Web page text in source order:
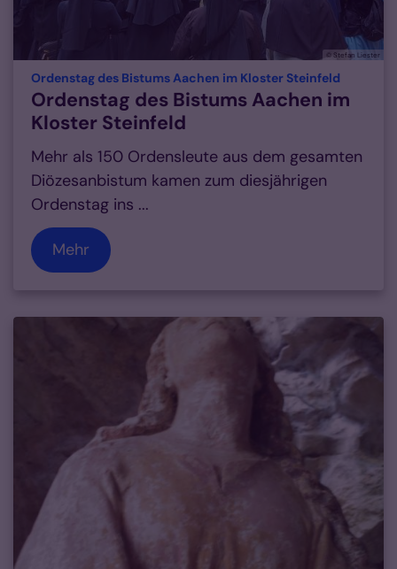
© Stefan Liester
Ordenstag des Bistums Aachen im Kloster Steinfeld
Ordenstag des Bistums Aachen im
Kloster Steinfeld
Mehr als 150 Ordensleute aus dem gesamten
Diözesanbistum kamen zum diesjährigen
Ordenstag ins ...
Mehr